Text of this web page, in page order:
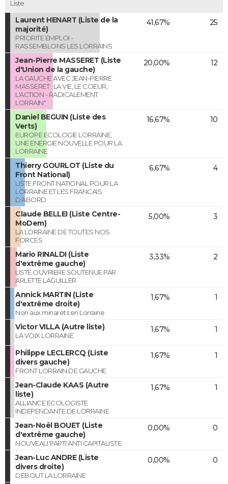
Liste
Laurent HENART (Liste de la
majorité)
PRIORITE EMPLOI -
RASSEMBLONS LES LORRAINS
41,67% 25
Jean-Pierre MASSERET (Liste
d'Union de la gauche)
LA GAUCHE AVEC JEAN-PIERRE
MASSERET : LA VIE, LE COEUR,
L'ACTION - RADICALEMENT
LORRAIN"
20,00% 12
Daniel BEGUIN (Liste des
Verts)
EUROPE ECOLOGIE LORRAINE,
UNE ENERGIE NOUVELLE POUR LA
LORRAINE
16,67% 10
Thierry GOURLOT (Liste du
Front National)
LISTE FRONT NATIONAL POUR LA
LORRAINE ET LES FRANCAIS
D'ABORD
6,67% 4
Claude BELLEI (Liste Centre-
MoDem)
LA LORRAINE DE TOUTES NOS
FORCES
5,00% 3
Mario RINALDI (Liste
d'extrême gauche)
LISTE OUVRIERE SOUTENUE PAR
ARLETTE LAGUILLER
3,33% 2
Annick MARTIN (Liste
d'extrême droite)
Non aux minarets en Lorraine
1,67% 1
Victor VILLA (Autre liste)
LA VOIX LORRAINE
1,67% 1
Philippe LECLERCQ (Liste
divers gauche)
FRONT LORRAIN DE GAUCHE
1,67% 1
Jean-Claude KAAS (Autre
liste)
ALLIANCE ECOLOGISTE
INDEPENDANTE DE LORRAINE
1,67% 1
Jean-Noël BOUET (Liste
d'extrême gauche)
NOUVEAU PARTI ANTI CAPITALISTE
0,00% 0
Jean-Luc ANDRE (Liste
divers droite)
DEBOUT LA LORRAINE
0,00% 0